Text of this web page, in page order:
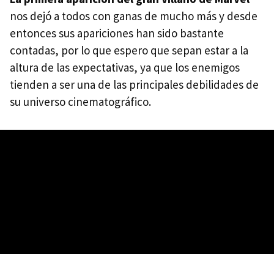
nos dejó a todos con ganas de mucho más y desde
entonces sus apariciones han sido bastante
contadas, por lo que espero que sepan estar a la
altura de las expectativas, ya que los enemigos
tienden a ser una de las principales debilidades de
su universo cinematográfico.